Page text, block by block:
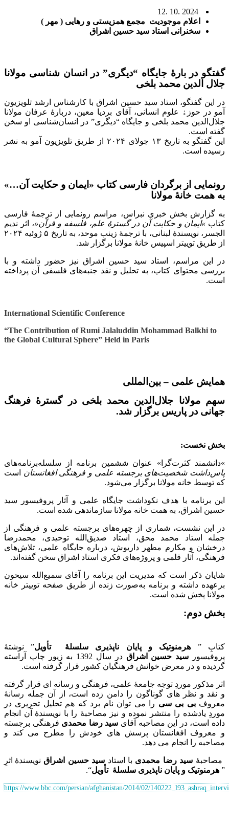
12. 10. 2024
اعلام موجودیت مجمع همزیستی و رهایی ( مهر )
سخنرانی استاد سید حسین اشراق
گفتگو در بارۀ جایگاه “دیگری” در انسان شناسی مولانا
جلال الدین محمد بلخی
در این گفتگو، استاد سید حسین اشراق با کارشناس ارشد تلویزیون
آمو در حوز ۀ علوم انسانی، آقای بردیا معین، درباره عرفان مولانا
جلال‌الدین محمد بلخی و جایگاه “دیگری” در انسان‌شناسی او سخن
گفته است.
این گفتگو به تاریخ۱۳ جولای ۲۰۲۴ از طریق تلویزیون آمو به نشر
رسیده است.
رونمایی از برگردان فارسی کتاب «ایمان و حکایت آن…»
به همت خانۀ مولانا
به گزارش بخش خبری نبراس، مراسم رونمایی از ترجمۀ فارسی
کتاب «ایمان و حکایت آن در گسترۀ علم، فلسفه و قرآن»، اثر ندیم
الجسر، نویسندۀ لبنانی، با ترجمۀ زینب موحد، به تاریخ ۵ژوئیه ۲۰۲۴
از طریق توییتر اسپیس خانۀ مولانا برگزار شد.
در این مراسم، استاد سید حسین اشراق نیز حضور داشته و با
بررسی محتوای کتاب، به تحلیل و نقد جنبه‌های فلسفی آن پرداخته
است.
International Scientific Conference
“The Contribution of Rumi Jalaluddin Mohammad Balkhi to
the Global Cultural Sphere” Held in Paris
همایش علمی –بین‌المللی
سهم مولانا جلال‌الدین محمد بلخی در گسترۀ فرهنگ
جهانی در پاریس برگزار شد.
بخش نخست:
«دانشمند کثرت‌گرا» عنوان ششمین برنامه از سلسله‌برنامه‌های
پاس‌داشت شخصیت‌های برجسته علمی و فرهنگی افغانستان است
که توسط خانه مولانا برگزار می‌شود.
این برنامه با هدف نکوداشت جایگاه علمی و آثار پروفیسور سید
حسین اشراق، به همت خانه مولانا سازماندهی شده است.
در این نشست، شماری از چهره‌های برجسته علمی و فرهنگی از
جمله استاد محمد محق، استاد صدیق‌الله توحیدی، محمدرضا
درخشان و مکارم مطهر داریوش، درباره جایگاه علمی، تلاش‌های
فرهنگی، آثار قلمی و پروژه‌های فکری استاد اشراق سخن گفته‌اند.
شایان ذکر است که مدیریت این برنامه را آقای سمیع‌الله سیحون
برعهده داشته و برنامه به‌صورت زنده از طریق صفحه توییتر خانه
مولانا پخش شده است.
بخش دوم:
کتابِ ” هرمنوتیک و پایان ناپذیری سلسلۀ تأویل” نوشتۀ
پروفیسور
سید حسین اشراق
در سال 1392 به زیور چاپ آراسته
گردیده و در معرض خوانش فرهنگیان کشور قرار گرفته است.
اثر مذکور موردِ توجه جامعۀ علمی، فرهنگی و رسانه ای قرار گرفته
و نقد و نظر های گوناگون را دامن زده است، از آن جمله رسانۀ
معروف بی بی سی را می توان نام برد که هم تحلیل تحریری در
موردِ یادشده را منتشر نموده و نیز مصاحبۀ را با نویسندۀ آن انجام
داده است، در این مصاحبه آقای سید رضا محمدی فرهنگی برجسته
و معروف افغانستان پرسش های خودش را مطرح می کند و
مصاحبه را انجام می دهد.
مصاحبۀ سید رضا محمدی با استاد سید حسین اشراق نویسندۀ اثرِ
” هرمنوتیک و پایان ناپذیری سلسلۀ تأویل“.
https://www.bbc.com/persian/afghanistan/2014/02/